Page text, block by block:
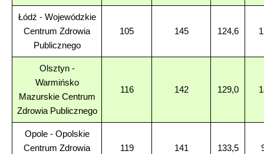
Łódź - Wojewódzkie
Centrum Zdrowia
Publicznego
105 145 124,6
Olsztyn -
Warmińsko
Mazurskie Centrum
Zdrowia Publicznego
116 142 129,0
Opole - Opolskie
Centrum Zdrowia
119 141 133,5